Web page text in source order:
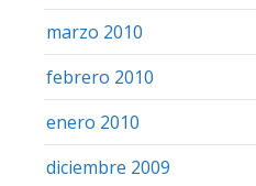
marzo 2010
febrero 2010
enero 2010
diciembre 2009